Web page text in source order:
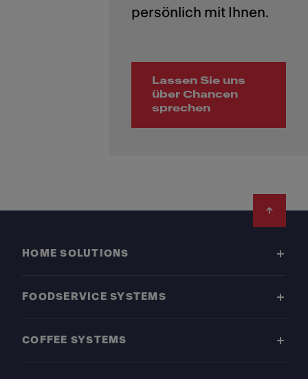
Lassen Sie uns
über Chancen
sprechen
HOME SOLUTIONS
FOODSERVICE SYSTEMS
COFFEE SYSTEMS